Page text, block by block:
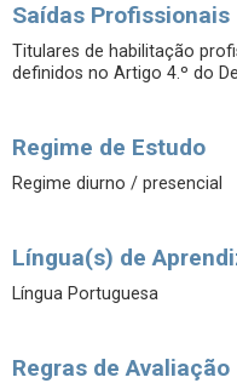
Saídas Profissionais
Titulares de habilitação
definidos no Artigo 4.º do
Regime de Estudo
Regime diurno / presencial
Língua(s) de
Língua Portuguesa
Regras de Avaliação